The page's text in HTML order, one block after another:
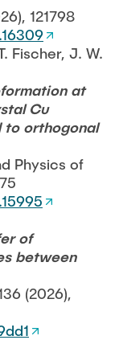
121798
Fischer, J. W.
at
Cu
to orthogonal
Physics of
of
between
(2026),